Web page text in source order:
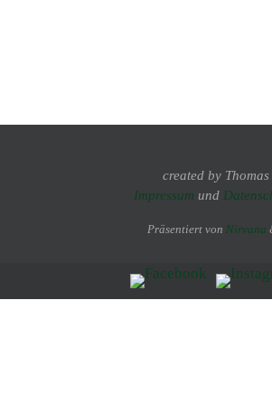
created by
Impressum und
Präsentiert von Nirvana